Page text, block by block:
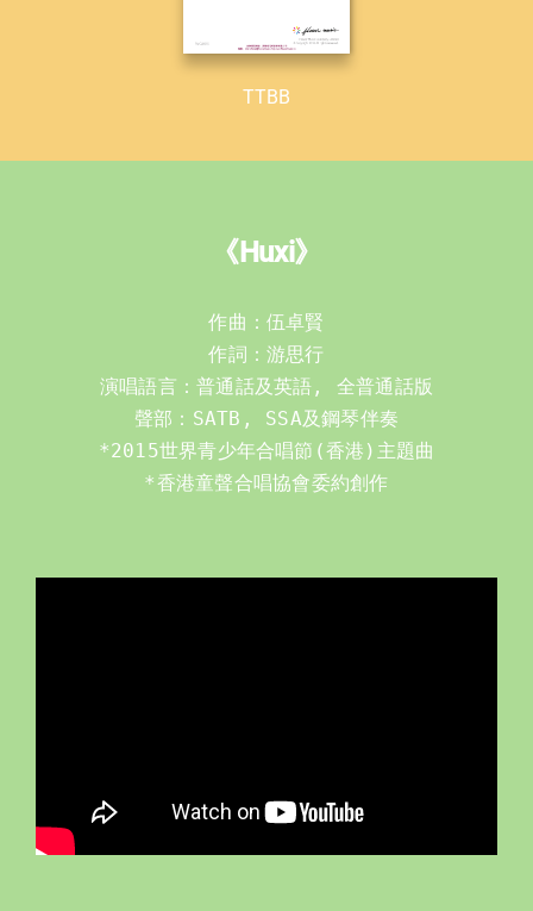
TTBB
《Huxi》
作曲：伍卓賢
作詞：游思行
演唱語言：普通話及英語, 全普通話版
*2015世界青少年合唱節(香港)主題曲
*香港童聲合唱協會委約創作